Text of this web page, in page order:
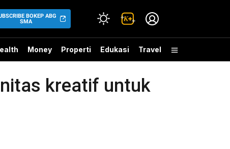
BOKEP ABG
SMA
Money Properti Edukasi Travel
kreatif untuk